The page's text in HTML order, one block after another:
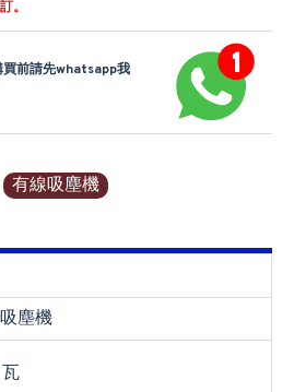
。
買前請先whatsapp我
有線吸塵機
塵機